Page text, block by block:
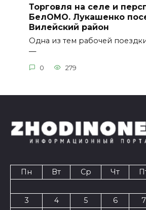
Торговля на селе и
БелОМО. Лукашенко
Вилейский район
Одна из тем рабочей
—
0 279
Пн Вт Ср Чт
3
4 5 6 7